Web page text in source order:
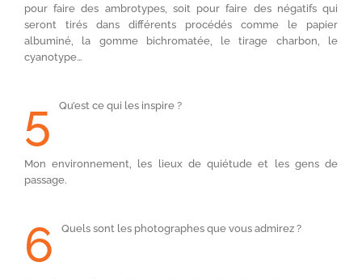
pour faire des ambrotypes, soit pour faire des négatifs qui
seront tirés dans différents procédés comme le papier
albuminé, la gomme bichromatée, le tirage charbon, le
cyanotype…
5 Qu’est ce qui les inspire ?
Mon environnement, les lieux de quiétude et les gens de
passage.
6 Quels sont les photographes que vous admirez ?